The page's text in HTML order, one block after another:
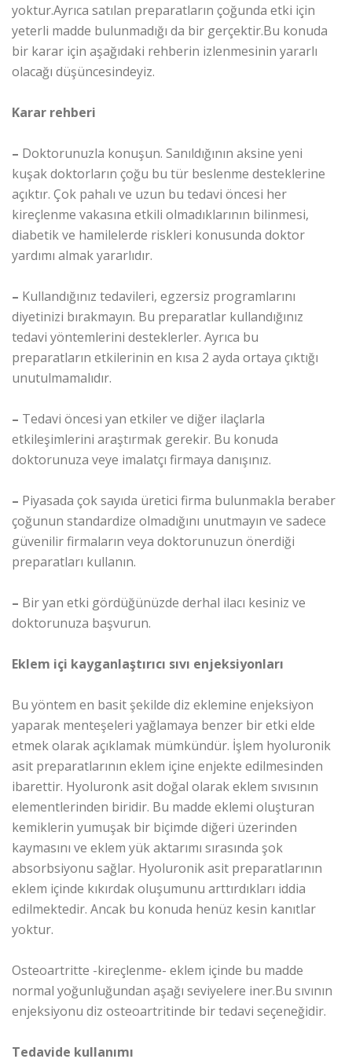
yoktur.Ayrıca satılan preparatların çoğunda etki için
yeterli madde bulunmadığı da bir gerçektir.Bu konuda
bir karar için aşağıdaki rehberin izlenmesinin yararlı
olacağı düşüncesindeyiz.
Karar rehberi
– Doktorunuzla konuşun. Sanıldığının aksine yeni
kuşak doktorların çoğu bu tür beslenme desteklerine
açıktır. Çok pahalı ve uzun bu tedavi öncesi her
kireçlenme vakasına etkili olmadıklarının bilinmesi,
diabetik ve hamilelerde riskleri konusunda doktor
yardımı almak yararlıdır.
– Kullandığınız tedavileri, egzersiz programlarını
diyetinizi bırakmayın. Bu preparatlar kullandığınız
tedavi yöntemlerini desteklerler. Ayrıca bu
preparatların etkilerinin en kısa 2 ayda ortaya çıktığı
unutulmamalıdır.
– Tedavi öncesi yan etkiler ve diğer ilaçlarla
etkileşimlerini araştırmak gerekir. Bu konuda
doktorunuza veye imalatçı firmaya danışınız.
– Piyasada çok sayıda üretici firma bulunmakla beraber
çoğunun standardize olmadığını unutmayın ve sadece
güvenilir firmaların veya doktorunuzun önerdiği
preparatları kullanın.
– Bir yan etki gördüğünüzde derhal ilacı kesiniz ve
doktorunuza başvurun.
Eklem içi kayganlaştırıcı sıvı enjeksiyonları
Bu yöntem en basit şekilde diz eklemine enjeksiyon
yaparak menteşeleri yağlamaya benzer bir etki elde
etmek olarak açıklamak mümkündür. İşlem hyoluronik
asit preparatlarının eklem içine enjekte edilmesinden
ibarettir. Hyoluronk asit doğal olarak eklem sıvısının
elementlerinden biridir. Bu madde eklemi oluşturan
kemiklerin yumuşak bir biçimde diğeri üzerinden
kaymasını ve eklem yük aktarımı sırasında şok
absorbsiyonu sağlar. Hyoluronik asit preparatlarının
eklem içinde kıkırdak oluşumunu arttırdıkları iddia
edilmektedir. Ancak bu konuda henüz kesin kanıtlar
yoktur.
Osteoartritte -kireçlenme- eklem içinde bu madde
normal yoğunluğundan aşağı seviyelere iner.Bu sıvının
enjeksiyonu diz osteoartritinde bir tedavi seçeneğidir.
Tedavide kullanımı